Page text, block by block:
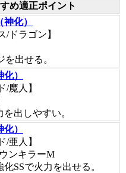
め適正ポイント
化）
/ドラゴン】
を出せる。
）
/魔人】
出しやすい。
）
/亜人】
ンキラーM
SSで火力を出せる。